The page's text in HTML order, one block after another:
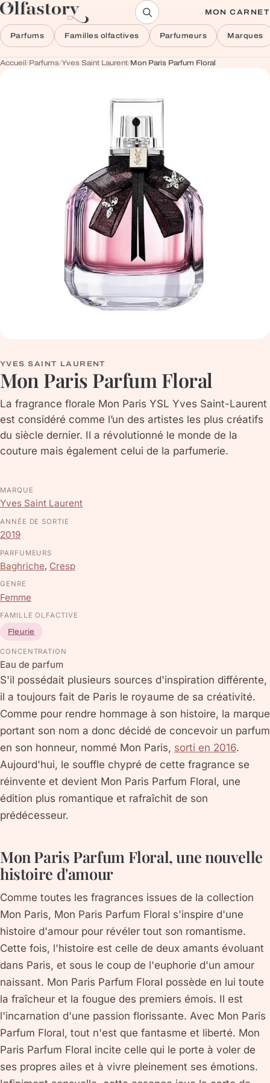
Aller au contenu MON CARNET
Parfums Familles olfactives Parfumeurs Marques
Accueil/Parfums/Yves Saint Laurent/Mon Paris Parfum Floral
YVES SAINT LAURENT
Mon Paris Parfum Floral
La fragrance florale Mon Paris YSL Yves Saint-Laurent
est considéré comme l’un des artistes les plus créatifs
du siècle dernier. Il a révolutionné le monde de la
couture mais également celui de la parfumerie.
MARQUE
Yves Saint Laurent
ANNÉE DE SORTIE
2019
PARFUMEURS
Baghriche, Cresp
GENRE
Femme
FAMILLE OLFACTIVE
Fleurie
CONCENTRATION
Eau de parfum
S'il possédait plusieurs sources d'inspiration différente,
il a toujours fait de Paris le royaume de sa créativité.
Comme pour rendre hommage à son histoire, la marque
portant son nom a donc décidé de concevoir un parfum
en son honneur, nommé Mon Paris, sorti en 2016.
Aujourd'hui, le souffle chypré de cette fragrance se
réinvente et devient Mon Paris Parfum Floral, une
édition plus romantique et rafraîchit de son
prédécesseur.
Mon Paris Parfum Floral, une nouvelle
histoire d'amour
Comme toutes les fragrances issues de la collection
Mon Paris, Mon Paris Parfum Floral s'inspire d'une
histoire d'amour pour révéler tout son romantisme.
Cette fois, l'histoire est celle de deux amants évoluant
dans Paris, et sous le coup de l'euphorie d'un amour
naissant. Mon Paris Parfum Floral possède en lui toute
la fraîcheur et la fougue des premiers émois. Il est
l'incarnation d'une passion florissante. Avec Mon Paris
Parfum Floral, tout n'est que fantasme et liberté. Mon
Paris Parfum Floral incite celle qui le porte à voler de
ses propres ailes et à vivre pleinement ses émotions.